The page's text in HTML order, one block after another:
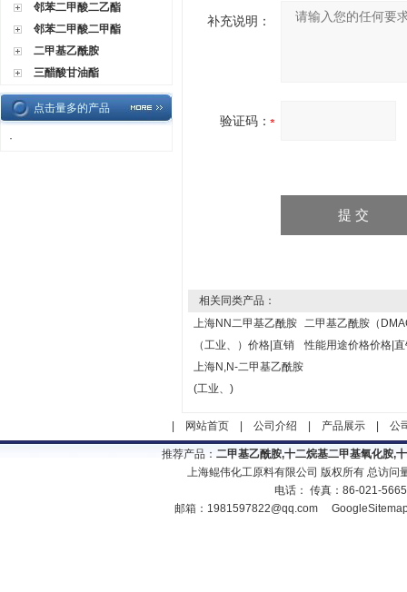
邻苯二甲酸二乙酯
邻苯二甲酸二甲酯
二甲基乙酰胺
三醋酸甘油酯
点击量多的产品
·
补充说明：
验证码：
相关同类产品：
上海NN二甲基乙酰胺
（工业、）价格|直销
二甲基乙酰胺（
性能用途价格价格|
上海N,N-二甲基乙酰胺
(工业、)
网站首页| 公司介绍 产品展示| 公
推荐产品： 二甲基乙酰胺,十二烷基二甲基氧化胺,
上海鲲伟化工原料有限公司 版权所有 总访问
电话： 传真：86-021-
邮箱： 1981597822@qq.com